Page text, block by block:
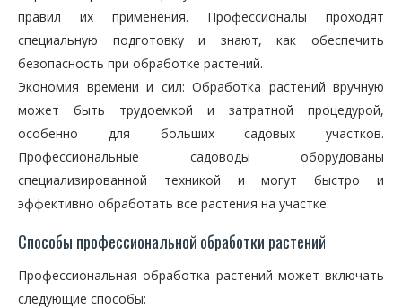
правил их применения. Профессионалы проходят
специальную подготовку и знают, как обеспечить
безопасность при обработке растений.
Экономия времени и сил: Обработка растений вручную
может быть трудоемкой и затратной процедурой,
особенно для больших садовых участков.
Профессиональные садоводы оборудованы
специализированной техникой и могут быстро и
эффективно обработать все растения на участке.
Способы профессиональной обработки растений
Профессиональная обработка растений может включать
следующие способы: